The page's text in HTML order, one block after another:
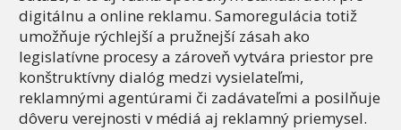
digitálnu a online reklamu. Samoregulácia totiž
umožňuje rýchlejší a pružnejší zásah ako
legislatívne procesy a zároveň vytvára priestor pre
konštruktívny dialóg medzi vysielateľmi,
reklamnými agentúrami či zadávateľmi a posilňuje
dôveru verejnosti v médiá aj reklamný priemysel.